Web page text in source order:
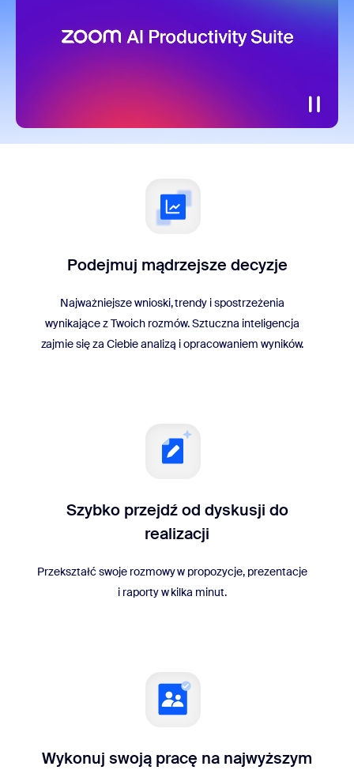
Podejmuj mądrzejsze decyzje
Najważniejsze wnioski, trendy i spostrzeżenia
wynikające z Twoich rozmów. Sztuczna inteligencja
zajmie się za Ciebie analizą i opracowaniem wyników.
Szybko przejdź od dyskusji do
realizacji
Przekształć swoje rozmowy w propozycje, prezentacje
i raporty w kilka minut.
Wykonuj swoją pracę na najwyższym